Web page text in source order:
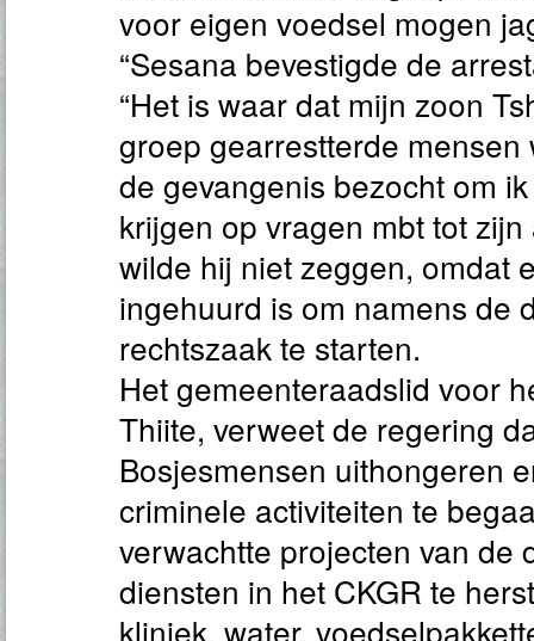
voor eigen voedsel mogen
“Sesana bevestigde de
“Het is waar dat mijn zoon
groep gearrestterde mensen
de gevangenis bezocht om
krijgen op vragen mbt tot zijn
wilde hij niet zeggen, omdat
ingehuurd is om namens de
rechtszaak te starten.
Het gemeenteraadslid voor
Thiite, verweet de regering
Bosjesmensen uithongeren
criminele activiteiten te
verwachtte projecten van de
diensten in het CKGR te
kliniek, water,